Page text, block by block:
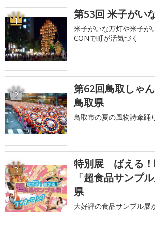
1 第53回 米子がい
米子がいな万灯や米子が
CONで町が活気づく
2
第62回鳥取しゃ
鳥取県
鳥取市の夏の風物詩傘踊
3
特別展 ばえる！
「超食品サンプ
県
大好評の食品サンプル展